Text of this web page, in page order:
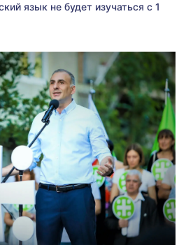
язык не будет изучаться с 1